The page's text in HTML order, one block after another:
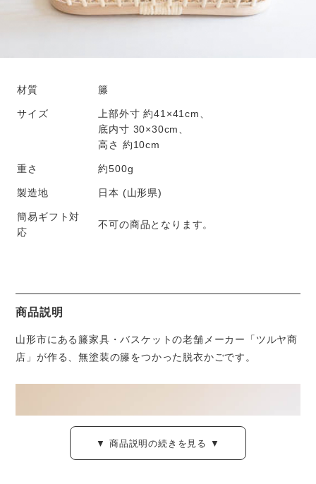
材質 籐
サイズ
上部外寸 約41×41cm、
底内寸 30×30cm、
高さ 約10cm
重さ 約500g
製造地 日本 (山形県)
簡易ギフト対
応
不可の商品となります。
商品説明
山形市にある籐家具・バスケットの老舗メーカー「ツルヤ商
店」が作る、無塗装の籐をつかった脱衣かごです。
▼ 商品説明の続きを見る ▼